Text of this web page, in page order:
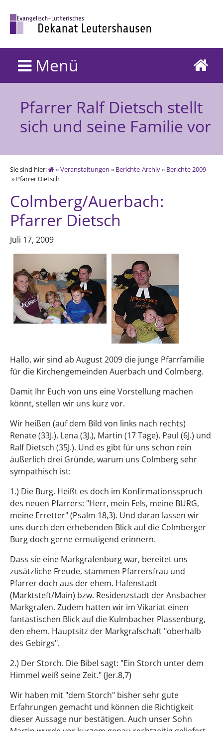
Menü
Pfarrer Ralf Dietsch stellt
sich und seine Familie vor
Sie sind hier: »Veranstaltungen » Berichte-Archiv» Berichte 2009
» Pfarrer Dietsch
Colmberg/Auerbach:
Pfarrer Dietsch
Juli 17, 2009
Hallo, wir sind ab August 2009 die junge Pfarrfamilie
für die Kirchengemeinden Auerbach und Colmberg.
Damit Ihr Euch von uns eine Vorstellung machen
könnt, stellen wir uns kurz vor.
Wir heißen (auf dem Bild von links nach rechts)
Renate (33J.), Lena (3J.), Martin (17 Tage), Paul (6J.) und
Ralf Dietsch (35J.). Und es gibt für uns schon rein
äußerlich drei Gründe, warum uns Colmberg sehr
sympathisch ist:
1.) Die Burg. Heißt es doch im Konfirmationsspruch
des neuen Pfarrers: "Herr, mein Fels, meine BURG,
meine Erretter" (Psalm 18,3). Und daran lassen wir
uns durch den erhebenden Blick auf die Colmberger
Burg doch gerne ermutigend erinnern.
Dass sie eine Markgrafenburg war, bereitet uns
zusätzliche Freude, stammen Pfarrersfrau und
Pfarrer doch aus der ehem. Hafenstadt
(Marktsteft/Main) bzw. Residenzstadt der Ansbacher
Markgrafen. Zudem hatten wir im Vikariat einen
fantastischen Blick auf die Kulmbacher Plassenburg,
den ehem. Hauptsitz der Markgrafschaft "oberhalb
des Gebirgs".
2.) Der Storch. Die Bibel sagt: "Ein Storch unter dem
Himmel weiß seine Zeit." (Jer.8,7)
Wir haben mit "dem Storch" bisher sehr gute
Erfahrungen gemacht und können die Richtigkeit
dieser Aussage nur bestätigen. Auch unser Sohn